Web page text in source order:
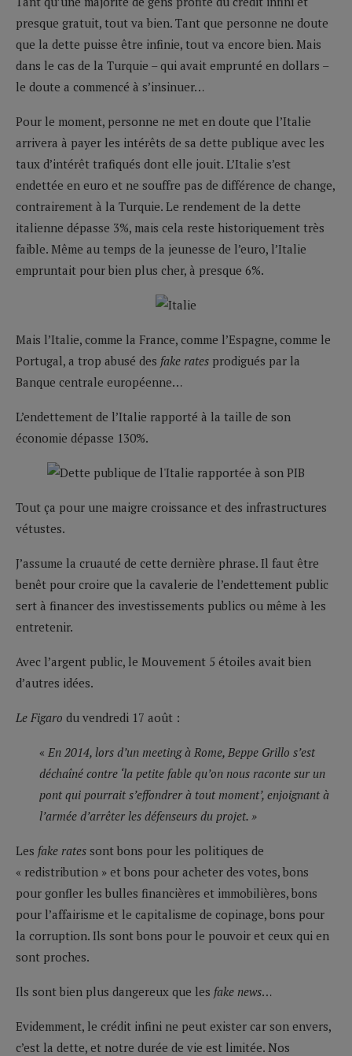
presque gratuit, tout va bien. Tant que personne ne doute
que la dette puisse être infinie, tout va encore bien. Mais
dans le cas de la Turquie – qui avait emprunté en dollars –
le doute a commencé à s’insinuer…
Pour le moment, personne ne met en doute que l’Italie
arrivera à payer les intérêts de sa dette publique avec les
taux d’intérêt trafiqués dont elle jouit. L’Italie s’est
endettée en euro et ne souffre pas de différence de change,
contrairement à la Turquie. Le rendement de la dette
italienne dépasse 3%, mais cela reste historiquement très
faible. Même au temps de la jeunesse de l’euro, l’Italie
empruntait pour bien plus cher, à presque 6%.
Mais l’Italie, comme la France, comme l’Espagne, comme le
Portugal, a trop abusé des fake rates prodigués par la
Banque centrale européenne…
L’endettement de l’Italie rapporté à la taille de son
économie dépasse 130%.
Tout ça pour une maigre croissance et des infrastructures
vétustes.
J’assume la cruauté de cette dernière phrase. Il faut être
benêt pour croire que la cavalerie de l’endettement public
sert à financer des investissements publics ou même à les
entretenir.
Avec l’argent public, le Mouvement 5 étoiles avait bien
d’autres idées.
Le Figaro du vendredi 17 août :
« En 2014, lors d’un meeting à Rome, Beppe Grillo s’est
déchaîné contre ‘la petite fable qu’on nous raconte sur un
pont qui pourrait s’effondrer à tout moment’, enjoignant à
l’armée d’arrêter les défenseurs du projet. »
Les fake rates sont bons pour les politiques de
« redistribution » et bons pour acheter des votes, bons
pour gonfler les bulles financières et immobilières, bons
pour l’affairisme et le capitalisme de copinage, bons pour
la corruption. Ils sont bons pour le pouvoir et ceux qui en
sont proches.
Ils sont bien plus dangereux que les fake news…
Evidemment, le crédit infini ne peut exister car son envers,
c’est la dette, et notre durée de vie est limitée. Nos